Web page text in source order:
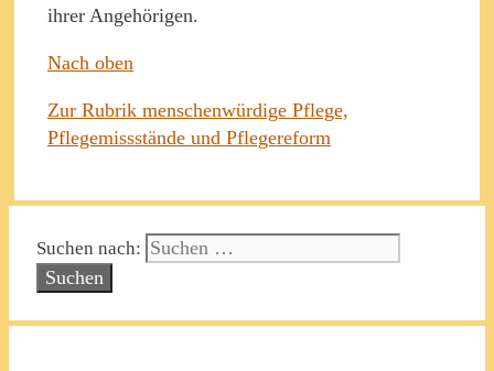
ihrer Angehörigen.
Nach oben
Zur Rubrik menschenwürdige Pflege,
Pflegemissstände und Pflegereform
Suchen nach: